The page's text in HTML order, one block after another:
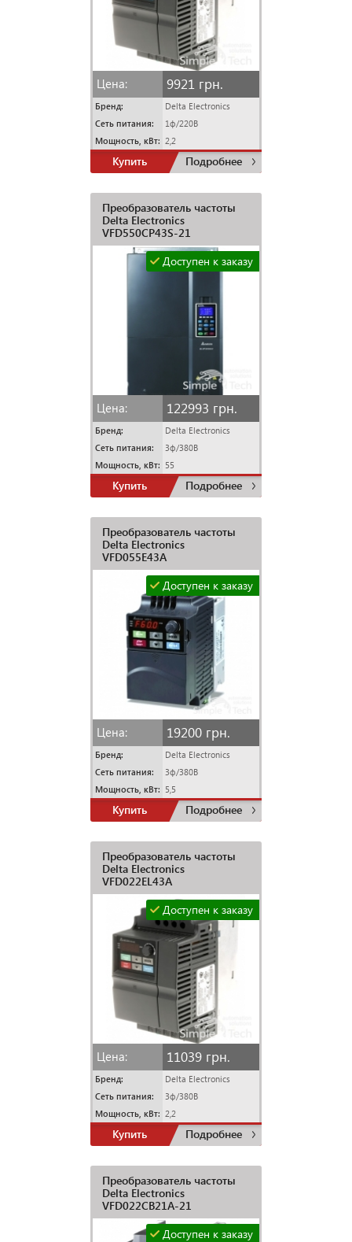
Цена: 9921 грн.
Бренд: Delta Electronics
Сеть питания: 1ф/220В
Мощность, кВт: 2,2
Купить Подробнее
Преобразователь частоты
Delta Electronics
VFD550CP43S-21
Доступен к заказу
Цена: 122993 грн.
Бренд: Delta Electronics
Сеть питания: 3ф/380В
Мощность, кВт: 55
Купить Подробнее
Преобразователь частоты
Delta Electronics
VFD055E43A
Доступен к заказу
Цена: 19200 грн.
Бренд: Delta Electronics
Сеть питания: 3ф/380В
Мощность, кВт: 5,5
Купить Подробнее
Преобразователь частоты
Delta Electronics
VFD022EL43A
Доступен к заказу
Цена: 11039 грн.
Бренд: Delta Electronics
Сеть питания: 3ф/380В
Мощность, кВт: 2,2
Купить Подробнее
Преобразователь частоты
Delta Electronics
VFD022CB21A-21
Доступен к заказу